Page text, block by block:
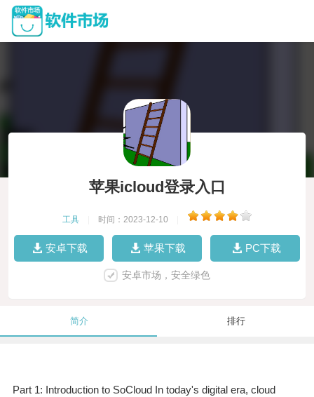
苹果icloud登录入口
工具 时间：2023-12-10
安卓下载 苹果下载 PC下载
安卓市场，安全绿色
简介 排行
Part 1: Introduction to SoCloud In today's digital era, cloud